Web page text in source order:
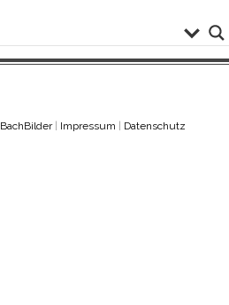
BachBilder| Impressum Datenschutz